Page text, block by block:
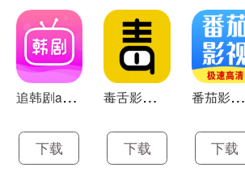
追
韩剧app下载
下载
毒
舌影视免费版app
下载
番
茄影视大全app
下载